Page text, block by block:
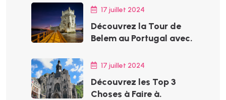
17 juillet 2024
Découvrez la Tour de
Belem au Portugal avec.
17 juillet 2024
Découvrez les Top 3
Choses à Faire à.